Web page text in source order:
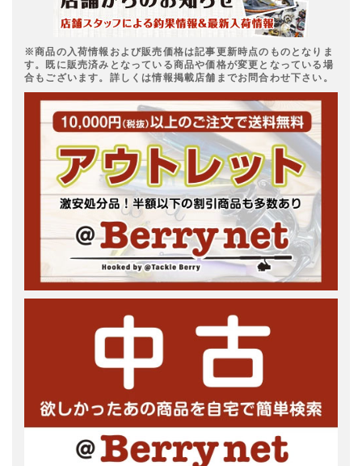
※商品の入荷情報および販売価格は記事更新時点のものとなりま
す。既に販売済みとなっている商品や価格が変更となっている場
合もございます。詳しくは情報掲載店舗までお問合わせ下さい。